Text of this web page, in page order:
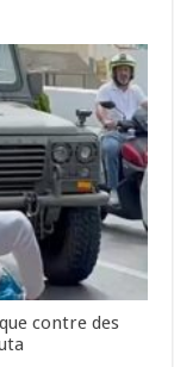
contre des